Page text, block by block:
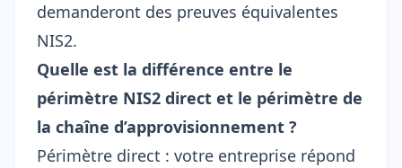
demanderont des preuves équivalentes
NIS2.
Quelle est la différence entre le
périmètre NIS2 direct et le périmètre de
la chaîne d’approvisionnement ?
Périmètre direct : votre entreprise répond